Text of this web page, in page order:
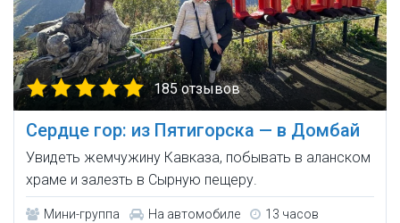
185 отзывов
Сердце гор: из Пятигорска — в Домбай
Увидеть жемчужину Кавказа, побывать в аланском
храме и залезть в Сырную пещеру.
Мини-группа На автомобиле 13 часов